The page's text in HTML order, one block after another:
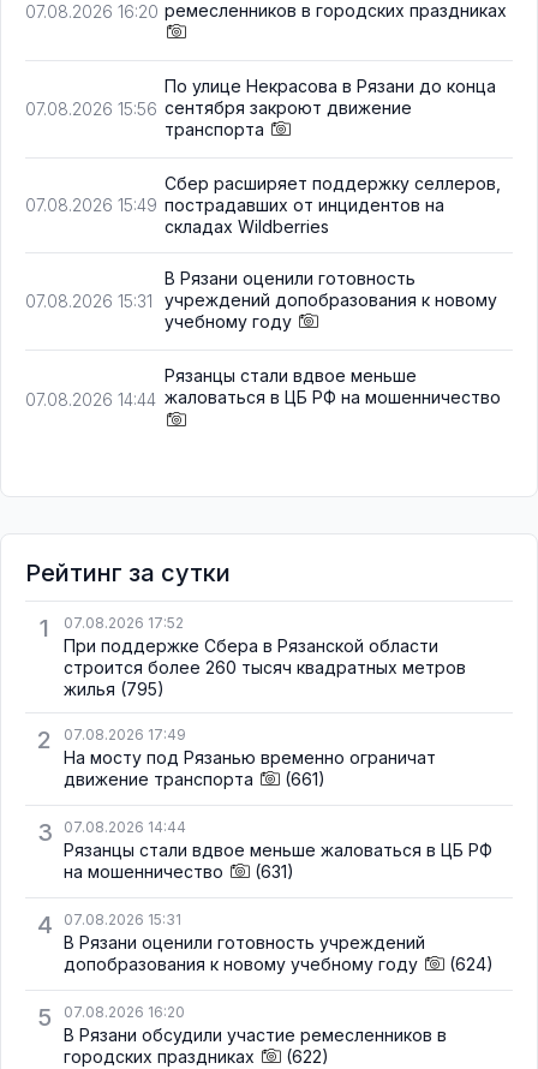
07.08.2026 16:20 ремесленников в городских праздниках
07.08.2026 15:56
По улице Некрасова в Рязани до конца
сентября закроют движение
транспорта
07.08.2026 15:49
Сбер расширяет поддержку селлеров,
пострадавших от инцидентов на
складах Wildberries
07.08.2026 15:31
В Рязани оценили готовность
учреждений допобразования к новому
учебному году
07.08.2026 14:44
Рязанцы стали вдвое меньше
жаловаться в ЦБ РФ на мошенничество
Рейтинг за сутки
1
07.08.2026 17:52
При поддержке Сбера в Рязанской области
строится более 260 тысяч квадратных метров
жилья (795)
2 07.08.2026 17:49
На мосту под Рязанью временно ограничат
движение транспорта
(661)
3 07.08.2026 14:44
Рязанцы стали вдвое меньше жаловаться в ЦБ РФ
на мошенничество
(631)
4 07.08.2026 15:31
В Рязани оценили готовность учреждений
допобразования к новому учебному году
(624)
5 07.08.2026 16:20
В Рязани обсудили участие ремесленников в
городских праздниках
(622)